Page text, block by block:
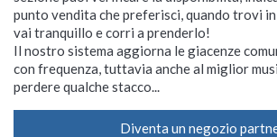
punto vendita che preferisci, quando trovi in
vai tranquillo e corri a prenderlo!
Il nostro sistema aggiorna le giacenze
con frequenza, tuttavia anche al miglior
perdere qualche stacco...
Diventa un negozio